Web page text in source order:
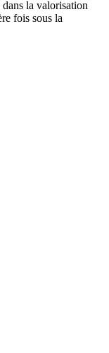
la valorisation
fois sous la